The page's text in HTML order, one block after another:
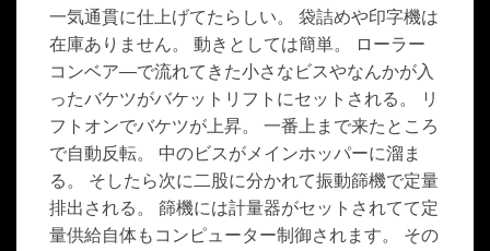
一気通貫に仕上げてたらしい。 袋詰めや印字機は
在庫ありません。 動きとしては簡単。 ローラー
コンベア―で流れてきた小さなビスやなんかが入
ったバケツがバケットリフトにセットされる。 リ
フトオンでバケツが上昇。 一番上まで来たところ
で自動反転。 中のビスがメインホッパーに溜ま
る。 そしたら次に二股に分かれて振動篩機で定量
排出される。 篩機には計量器がセットされてて定
量供給自体もコンピューター制御されます。 その